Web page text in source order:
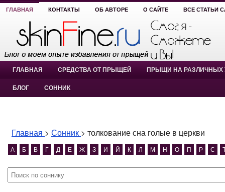
ГЛАВНАЯ КОНТАКТЫ ОБ АВТОРЕ О САЙТЕ ВСЕ СТАТЬИ
ГЛАВНАЯ СРЕДСТВА ОТ ПРЫЩЕЙ ПРЫЩИ НА РАЗЛИЧНЫХ
БЛОГ СОННИК
Главная > Сонник > толкование сна голые в церкви
А Б В Г Д Е Ж З И Й К Л М Н О П Р С